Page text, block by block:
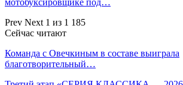
Prev Next 1 из 1 185
Сейчас читают
Команда с Овечкиным в составе выиграла
благотворительный…